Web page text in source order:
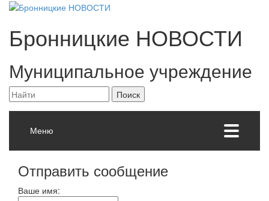
Бронницкие НОВОСТИ
Муниципальное учреждение
Меню
Отправить сообщение
Ваше имя: